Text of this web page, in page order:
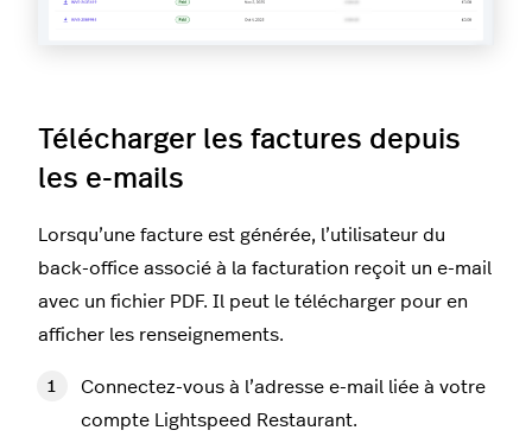
Télécharger les factures depuis
les e-mails
Lorsqu’une facture est générée, l’utilisateur du
back-office associé à la facturation reçoit un e-mail
avec un fichier PDF. Il peut le télécharger pour en
afficher les renseignements.
Connectez-vous à l’adresse e-mail liée à votre
compte Lightspeed Restaurant.